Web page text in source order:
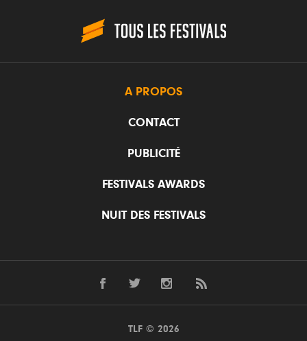
A PROPOS
CONTACT
PUBLICITÉ
FESTIVALS AWARDS
NUIT DES FESTIVALS
TLF © 2026